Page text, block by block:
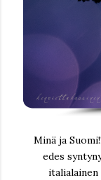
Minä ja
edes